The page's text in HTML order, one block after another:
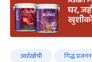
अर्घाखाँची गिद्ध प्रजनन